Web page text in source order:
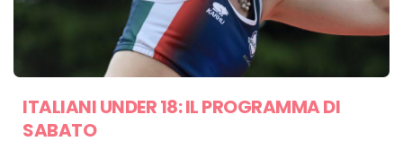
ITALIANI UNDER 18: IL PROGRAMMA DI
SABATO